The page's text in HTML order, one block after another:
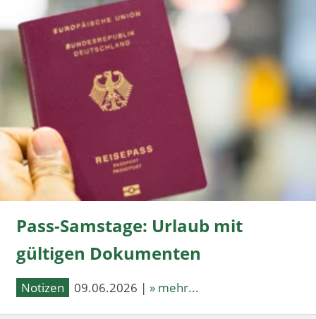
Pass-Samstage: Urlaub mit
gültigen Dokumenten
Notizen 09.06.2026 | » mehr...